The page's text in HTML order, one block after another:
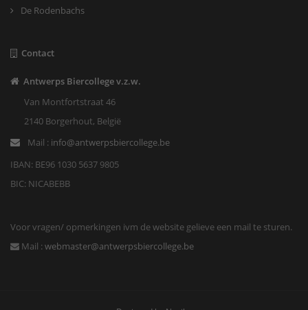
Modeste Bier Festival
De Rodenbachs
Contact
Antwerps Biercollege v.z.w.
Van Montfortstraat 46
2140 Borgerhout, België
Mail : info@antwerpsbiercollege.be
IBAN: BE96 1030 5637 9805
BIC: NICABEBB
Voor vragen/ opmerkingen ivm de website gelieve een mail te sturen.
Mail : webmaster@antwerpsbiercollege.be